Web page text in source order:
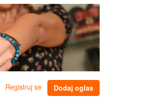
Registruj se Dodaj oglas